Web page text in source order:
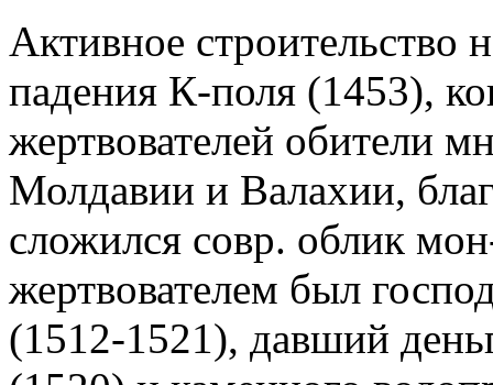
Активное строительство
падения К-поля (1453),
жертвователей обители
Молдавии и Валахии,
сложился совр. облик
жертвователем был
(1512-1521), давший